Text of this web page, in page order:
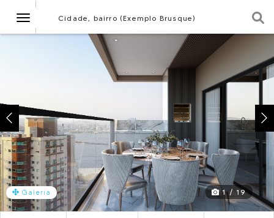
NavegaçãoCidade, bairro (Exemplo Brusque)
Galeria 1 / 19